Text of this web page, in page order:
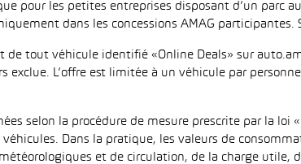
pour les petites entreprises disposant d’un parc
dans les concessions AMAG participantes.
tout véhicule identifié «Online Deals» sur
L’offre est limitée à un véhicule par
selon la procédure de mesure prescrite par la
Dans la pratique, les valeurs de
et de circulation, de la charge utile,